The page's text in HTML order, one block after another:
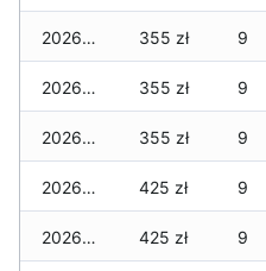
2026-07-28 355 zł 9
2026-07-27 355 zł 9
2026-07-26 355 zł 9
2026-07-24 425 zł 9
2026-07-23 425 zł 9